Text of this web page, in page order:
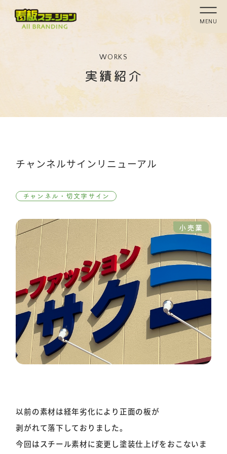
MENU
WORKS
実績紹介
チャンネルサインリニューアル
チャンネル・切文字サイン
小売業
以前の素材は経年劣化により正面の板が
剥がれて落下しておりました。
今回はスチール素材に変更し塗装仕上げをおこないま